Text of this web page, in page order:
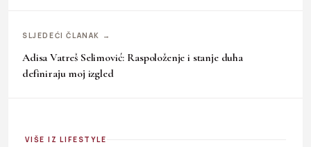
SLJEDEĆI ČLANAK →
Adisa Vatreš Selimović: Raspoloženje i stanje duha
definiraju moj izgled
VIŠE IZ LIFESTYLE